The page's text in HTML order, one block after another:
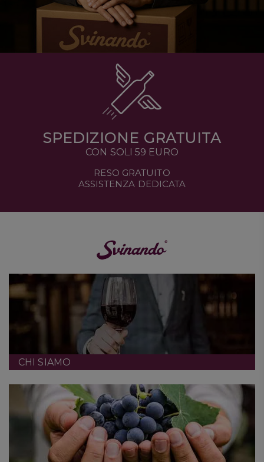
SPEDIZIONE GRATUITA
CON SOLI 59 EURO
RESO GRATUITO
ASSISTENZA DEDICATA
CHI SIAMO